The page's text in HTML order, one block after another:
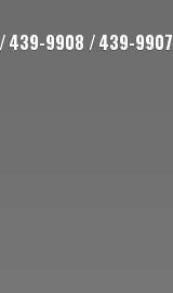
439-9908 / 439-9907